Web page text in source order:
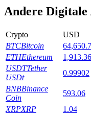
Flexibel staken om
Andere Digitale
Crypto USD
BTCBitcoin
ETHEthereum 1,913.36
USDTTether
USDt
0.99902
BNBBinance
Coin
593.06
XRPXRP 1.04